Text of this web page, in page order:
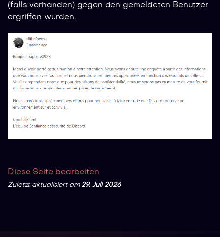
(falls vorhanden) gegen den gemeldeten Benutzer
ergriffen wurden.
Diese Seite bearbeiten
Zuletzt aktualisiertam 29. Juli 2026